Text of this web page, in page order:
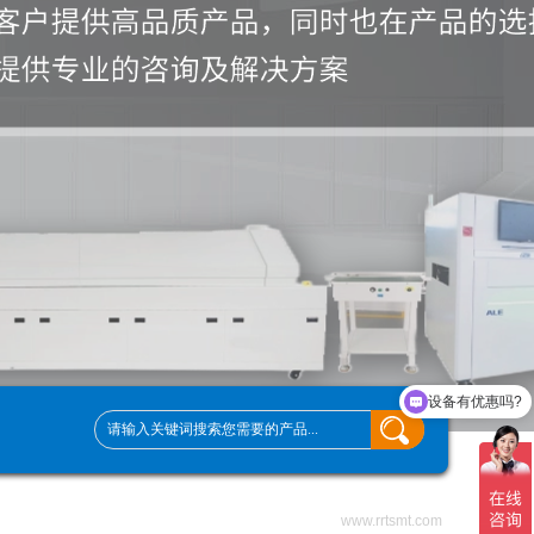
www.rrtsmt.com
设备有优惠吗?